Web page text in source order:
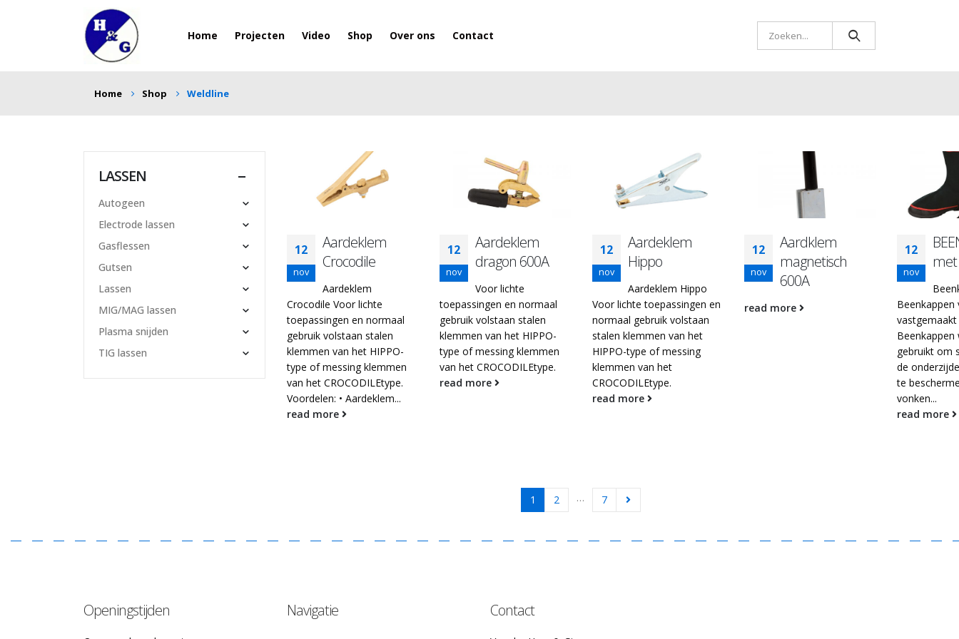
Home Projecten Video Shop Over ons Contact
Home Shop Weldline
12
nov
Aardeklem
Crocodile
Aardeklem
Crocodile Voor lichte
toepassingen en normaal
gebruik volstaan stalen
klemmen van het HIPPO-
type of messing klemmen
van het CROCODILEtype.
Voordelen: • Aardeklem...
read more
12
nov
Aardeklem
dragon 600A
Voor lichte
toepassingen en normaal
gebruik volstaan stalen
klemmen van het HIPPO-
type of messing klemmen
van het CROCODILEtype.
read more
12
nov
Aardeklem
Hippo
Aardeklem Hippo
Voor lichte toepassingen en
normaal gebruik volstaan
stalen klemmen van het
HIPPO-type of messing
klemmen van het
CROCODILEtype.
read more
12
nov
Aardklem
magnetisch
600A
read more
12
nov
Beenkappen
Beenkappen
gebruikt om
de
te
vonken...
read more
1 2 … 7
LASSEN
Autogeen
Electrode lassen
Gasflessen
Gutsen
Lassen
MIG/MAG lassen
Plasma snijden
TIG lassen
Openingstijden Navigatie Contact